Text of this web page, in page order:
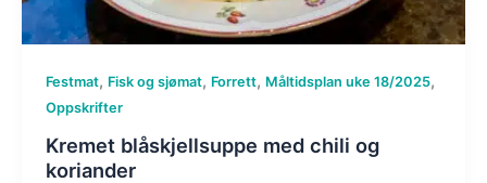
Festmat, Fisk og sjømat, Forrett, Måltidsplan uke 18/2025,
Oppskrifter
Kremet blåskjellsuppe med chili og
koriander